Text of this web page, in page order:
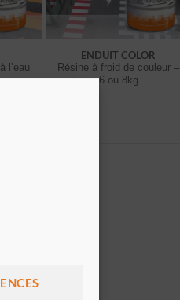
l’eau
ENDUIT COLOR
Résine à froid de couleur –
6 ou 8kg